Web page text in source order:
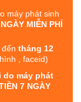
máy phát sinh
MIỄN PHÍ
đếntháng 12
, faceid)
do máy phát
7 NGÀY